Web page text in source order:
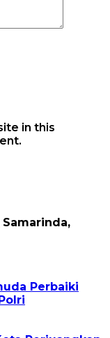
in this
Perbaiki